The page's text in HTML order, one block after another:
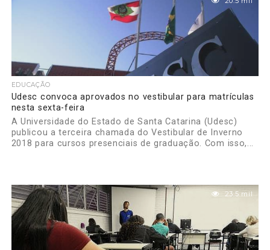
EDUCAÇÃO
Udesc convoca aprovados no vestibular para matrículas
nesta sexta-feira
A Universidade do Estado de Santa Catarina (Udesc)
publicou a terceira chamada do Vestibular de Inverno
2018 para cursos presenciais de graduação. Com isso,...
23.5 mil